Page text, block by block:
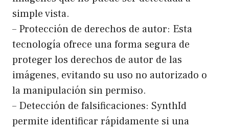
simple vista.
– Protección de derechos de autor: Esta
tecnología ofrece una forma segura de
proteger los derechos de autor de las
imágenes, evitando su uso no autorizado o
la manipulación sin permiso.
– Detección de falsificaciones: SynthId
permite identificar rápidamente si una